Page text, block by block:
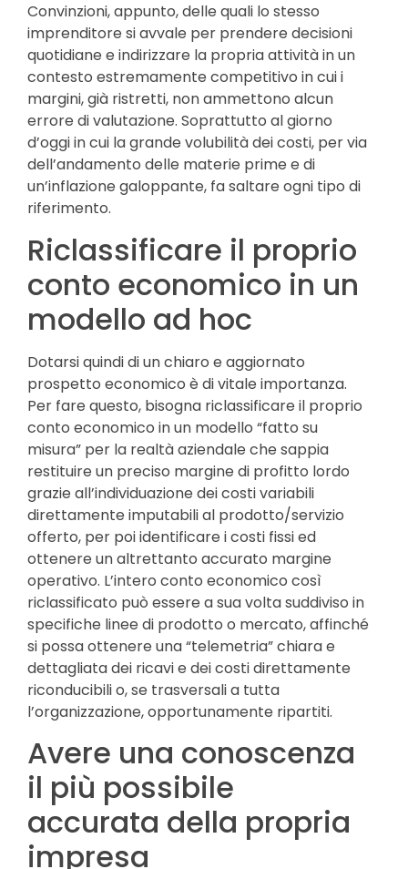
Convinzioni, appunto, delle quali lo stesso
imprenditore si avvale per prendere decisioni
quotidiane e indirizzare la propria attività in un
contesto estremamente competitivo in cui i
margini, già ristretti, non ammettono alcun
errore di valutazione. Soprattutto al giorno
d’oggi in cui la grande volubilità dei costi, per via
dell’andamento delle materie prime e di
un’inflazione galoppante, fa saltare ogni tipo di
riferimento.
Riclassificare il proprio
conto economico in un
modello ad hoc
Dotarsi quindi di un chiaro e aggiornato
prospetto economico è di vitale importanza.
Per fare questo, bisogna riclassificare il proprio
conto economico in un modello “fatto su
misura” per la realtà aziendale che sappia
restituire un preciso margine di profitto lordo
grazie all’individuazione dei costi variabili
direttamente imputabili al prodotto/servizio
offerto, per poi identificare i costi fissi ed
ottenere un altrettanto accurato margine
operativo. L’intero conto economico così
riclassificato può essere a sua volta suddiviso in
specifiche linee di prodotto o mercato, affinché
si possa ottenere una “telemetria” chiara e
dettagliata dei ricavi e dei costi direttamente
riconducibili o, se trasversali a tutta
l’organizzazione, opportunamente ripartiti.
Avere una conoscenza
il più possibile
accurata della propria
impresa